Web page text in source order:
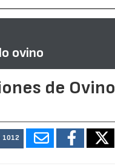
ovino
de Ovino
1012